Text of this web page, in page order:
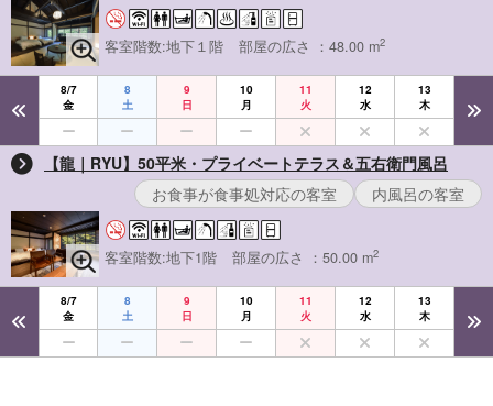
客室階数:地下１階 部屋の広さ ：48.00 m2
8/7
金
8
土
9
日
10
月
11
火
12
水
13
木
【龍｜RYU】50平米・プライベートテラス＆五右衛門風呂
お食事が食事処対応の客室
内風呂の客室
客室階数:地下1階 部屋の広さ ：50.00 m2
8/7
金
8
土
9
日
10
月
11
火
12
水
13
木